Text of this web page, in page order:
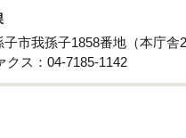
市我孫子1858番地（本庁舎2
クス：04-7185-1142